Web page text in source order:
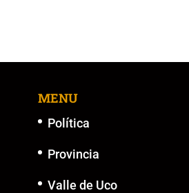
MENU
Política
Provincia
Valle de Uco